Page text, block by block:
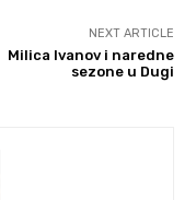
NEXT ARTICLE
Milica Ivanov i naredne
sezone u Dugi